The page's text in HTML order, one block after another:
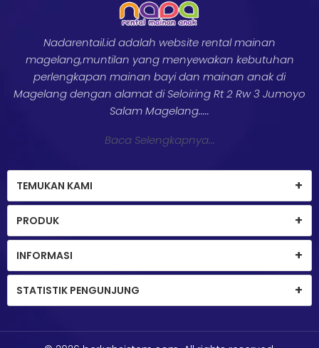
Nadarentail.id adalah website rental mainan
magelang,muntilan yang menyewakan kebutuhan
perlengkapan mainan bayi dan mainan anak di
Magelang dengan alamat di Seloiring Rt 2 Rw 3 Jumoyo
Salam Magelang.....
Baca Selengkapnya...
TEMUKAN KAMI
PRODUK
INFORMASI
STATISTIK PENGUNJUNG